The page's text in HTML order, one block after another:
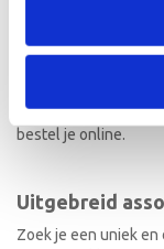
Naast
originele
met naam wordt
kraamcadeaus
bestel je online.
Uitgebreid
Zoek je een uniek en